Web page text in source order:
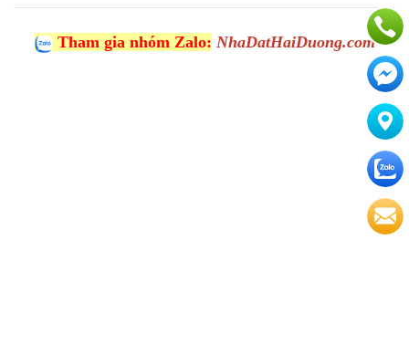
Tham gia nhóm Zalo: NhaDatHaiDuong.com